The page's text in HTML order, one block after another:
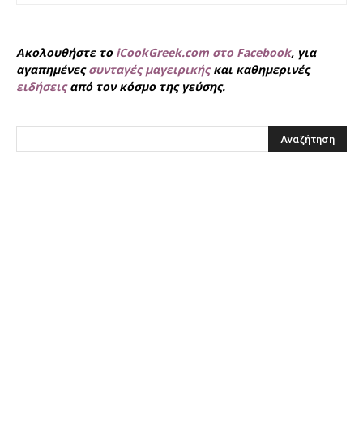
Ακολουθήστε το iCookGreek.com στο Facebook, για
αγαπημένεςσυνταγές μαγειρικήςκαι καθημερινές
ειδήσειςαπό τον κόσμο της γεύσης.